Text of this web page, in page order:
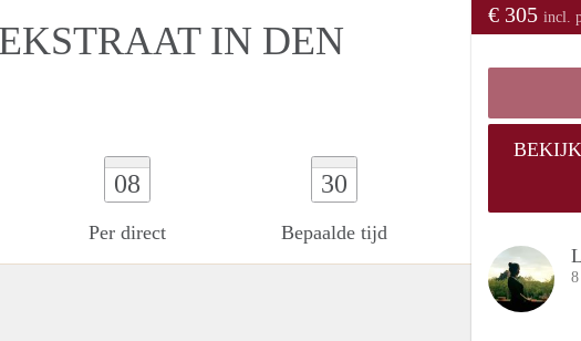
IN DEN
08
Per direct
30
Bepaalde tijd
€ 305 incl.